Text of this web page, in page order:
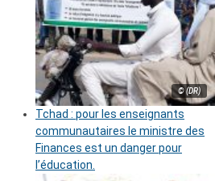
© (DR)
Tchad : pour les enseignants
communautaires le ministre des
Finances est un danger pour
l’éducation.